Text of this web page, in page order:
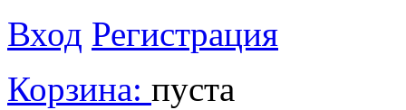
Вход Регистрация
Корзина: пуста